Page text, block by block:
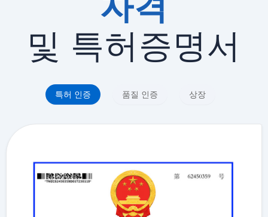
및 특허증명서
특허 인증 품질 인증 상장